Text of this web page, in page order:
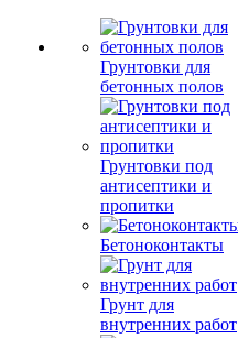
Грунтовки для
бетонных полов
Грунтовки под
антисептики и
пропитки
Бетоноконтакты
Грунт для
внутренних работ